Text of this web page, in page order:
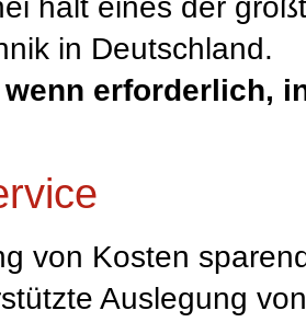
hält eines der
in Deutschland.
erforderlich,
von Kosten
Auslegung